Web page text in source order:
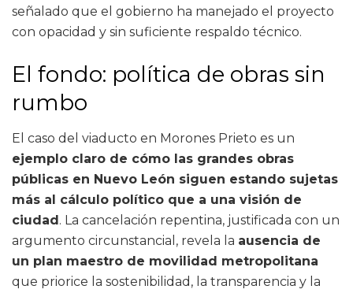
señalado que el gobierno ha manejado el proyecto
con opacidad y sin suficiente respaldo técnico.
El fondo: política de obras sin
rumbo
El caso del viaducto en Morones Prieto es un
ejemplo claro de cómo las grandes obras
públicas en Nuevo León siguen estando sujetas
más al cálculo político que a una visión de
ciudad. La cancelación repentina, justificada con un
argumento circunstancial, revela la ausencia de
un plan maestro de movilidad metropolitana
que priorice la sostenibilidad, la transparencia y la